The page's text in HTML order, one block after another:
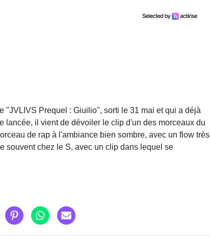
"JVLIVS Prequel : Giuilio", sorti le 31 mai et qui a déjà
lancée, il vient de dévoiler le clip d'un des morceaux du
de rap à l'ambiance bien sombre, avec un flow très
souvent chez le S, avec un clip dans lequel se